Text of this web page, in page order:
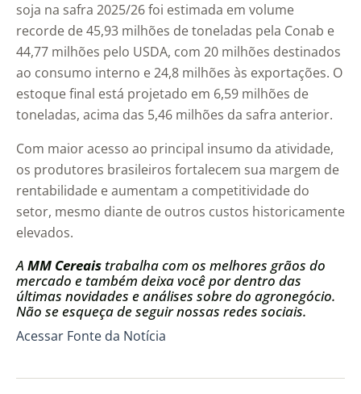
soja na safra 2025/26 foi estimada em volume
recorde de 45,93 milhões de toneladas pela Conab e
44,77 milhões pelo USDA, com 20 milhões destinados
ao consumo interno e 24,8 milhões às exportações. O
estoque final está projetado em 6,59 milhões de
toneladas, acima das 5,46 milhões da safra anterior.
Com maior acesso ao principal insumo da atividade,
os produtores brasileiros fortalecem sua margem de
rentabilidade e aumentam a competitividade do
setor, mesmo diante de outros custos historicamente
elevados.
A MM Cereais trabalha com os melhores grãos do
mercado e também deixa você por dentro das
últimas novidades e análises sobre do agronegócio.
Não se esqueça de seguir nossas redes sociais.
Acessar Fonte da Notícia